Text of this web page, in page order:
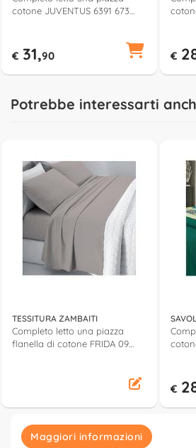
cotone JUVENTUS 6391 673
€ 31,90 €
Potrebbe interessarti
TESSITURA ZAMBAITI
Completo letto una piazza
flanella di cotone FRIDA 09
€
Maggiori informazioni